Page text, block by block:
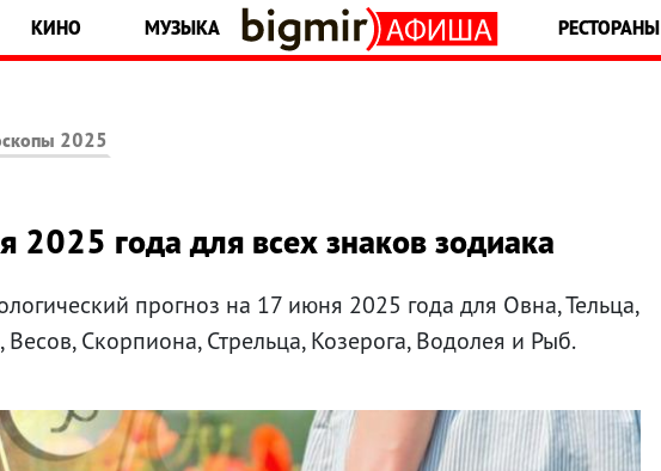
КИНО МУЗЫКА РЕСТОРАНЫ
2025
2025 года для всех знаков зодиака
прогноз на 17 июня 2025 года для Овна, Тельца,
Скорпиона, Стрельца, Козерога, Водолея и Рыб.